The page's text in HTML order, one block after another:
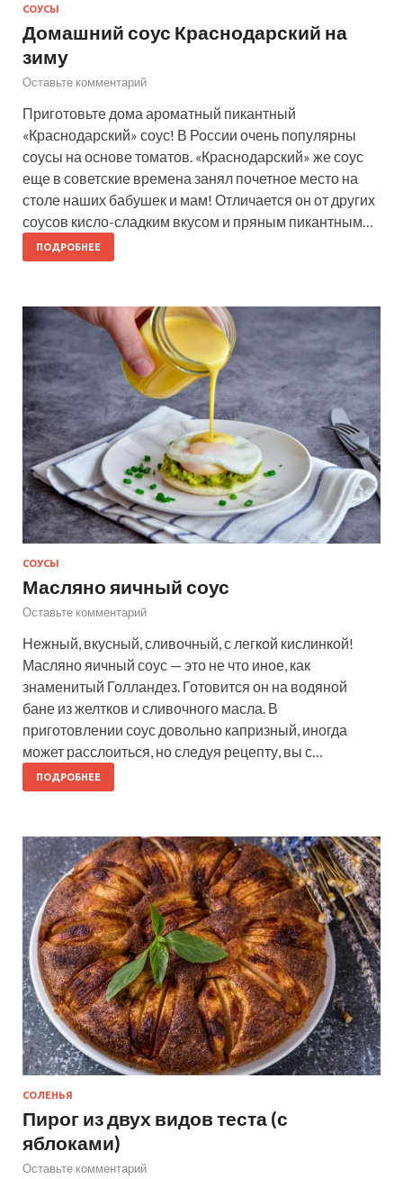
СОУСЫ
Домашний соус Краснодарский на
зиму
Оставьте комментарий
Приготовьте дома ароматный пикантный
«Краснодарский» соус! В России очень популярны
соусы на основе томатов. «Краснодарский» же соус
еще в советские времена занял почетное место на
столе наших бабушек и мам! Отличается он от других
соусов кисло-сладким вкусом и пряным пикантным…
ПОДРОБНЕЕ
СОУСЫ
Масляно яичный соус
Оставьте комментарий
Нежный, вкусный, сливочный, с легкой кислинкой!
Масляно яичный соус — это не что иное, как
знаменитый Голландез. Готовится он на водяной
бане из желтков и сливочного масла. В
приготовлении соус довольно капризный, иногда
может расслоиться, но следуя рецепту, вы с…
ПОДРОБНЕЕ
СОЛЕНЬЯ
Пирог из двух видов теста (с
яблоками)
Оставьте комментарий